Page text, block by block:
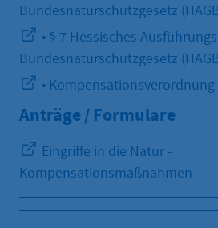
Bundesnaturschutzgesetz
• § 7 Hessisches
Bundesnaturschutzgesetz
• Kompensationsverordnung
Anträge / Formulare
Eingriffe in die Natur -
Kompensationsmaßnahmen